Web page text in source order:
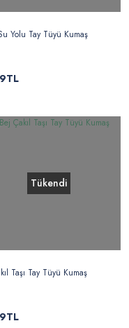
Yolu Tay Tüyü Kumaş
Tükendi
Taşı Tay Tüyü Kumaş